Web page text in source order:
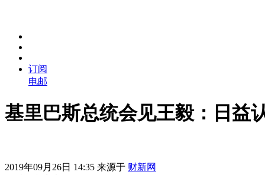
订阅
电邮
基里巴斯总统会见王毅：日益
2019年09月26日 14:35 来源于 财新网